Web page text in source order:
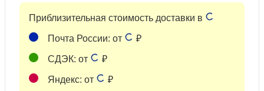
Приблизительная стоимость доставки в
Почта России: от ₽
СДЭК: от ₽
Яндекс: от
₽